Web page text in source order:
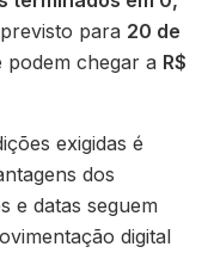
para 20 de
chegar a R$
exigidas é
dos
e datas seguem
digital